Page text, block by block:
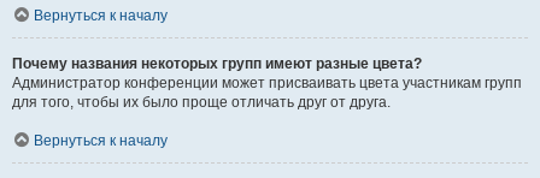
Вернуться к началу
Почему названия некоторых групп имеют разные цвета?
Администратор конференции может присваивать цвета участникам групп
для того, чтобы их было проще отличать друг от друга.
Вернуться к началу